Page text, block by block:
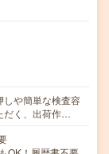
しや簡単な検査容
だく、出荷作…